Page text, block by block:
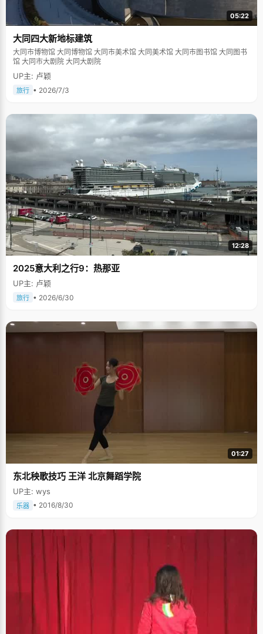
05:22
大同四大新地标建筑
大同市博物馆 大同博物馆 大同市美术馆 大同美术馆 大同市图书馆 大同图书
馆 大同市大剧院 大同大剧院
UP主: 卢颖
旅行 • 2026/7/3
12:28
2025意大利之行9：热那亚
UP主: 卢颖
旅行 • 2026/6/30
01:27
东北秧歌技巧 王洋 北京舞蹈学院
UP主: wys
乐器 • 2016/8/30